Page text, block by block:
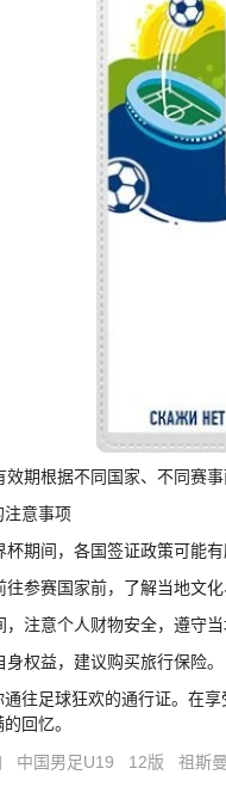
期根据不同国家、不同赛事
注意事项
期间，各国签证政策可能
参赛国家前，了解当地文化
注意个人财物安全，遵守当
权益，建议购买旅行保险。
往足球狂欢的通行证。在
回忆。
中国男足U19 12版 祖斯曼